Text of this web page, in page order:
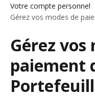
Votre compte personnel
Gérez vos modes de
Gérez vos
paiement